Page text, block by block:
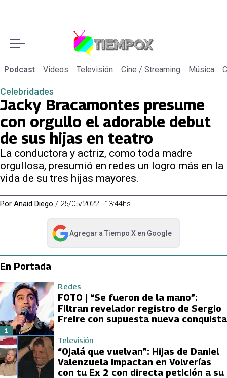
Podcast Videos Televisión Cine / Streaming Música
Celebridades
Jacky Bracamontes presume
con orgullo el adorable debut
de sus hijas en teatro
La conductora y actriz, como toda madre
orgullosa, presumió en redes un logro más en la
vida de su tres hijas mayores.
Por Anaid Diego / 25/05/2022 - 13:44hs
Agregar a Tiempo Xen Google
abre en nueva pestaña
En Portada
Redes
FOTO | “Se fueron de la mano”:
Filtran revelador registro de Sergio
Freire con supuesta nueva conquista
1
Televisión
“Ojalá que vuelvan”: Hijas de Daniel
Valenzuela impactan en Volverías
con tu Ex 2 con directa petición a su